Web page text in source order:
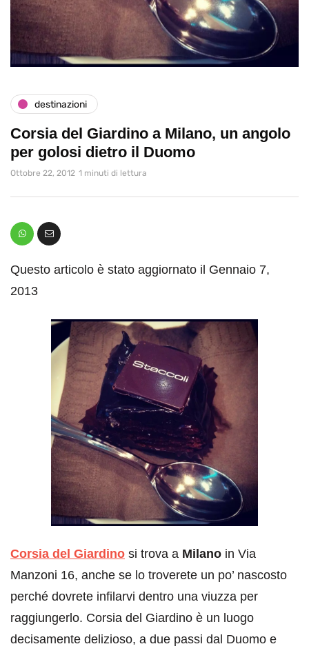
destinazioni
Corsia del Giardino a Milano, un angolo
per golosi dietro il Duomo
Ottobre 22, 2012 1 minuti di lettura
Questo articolo è stato aggiornato il Gennaio 7,
2013
Corsia del Giardino si trova a Milano in Via
Manzoni 16, anche se lo troverete un po’ nascosto
perché dovrete infilarvi dentro una viuzza per
raggiungerlo. Corsia del Giardino è un luogo
decisamente delizioso, a due passi dal Duomo e